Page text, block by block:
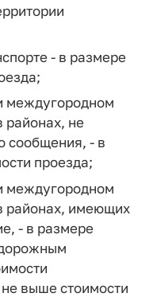
- в размере
междугородном
районах, не
сообщения, - в
проезда;
междугородном
районах, имеющих
- в размере
выше стоимости